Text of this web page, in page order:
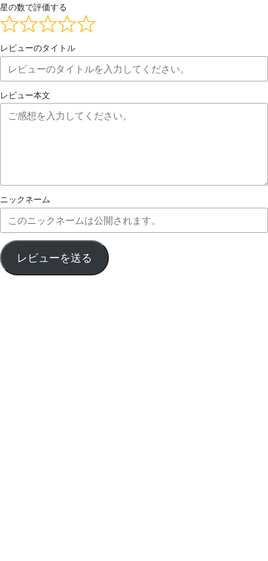
星の数で評価する
レビューのタイトル
レビュー本文
ニックネーム
レビューを送る